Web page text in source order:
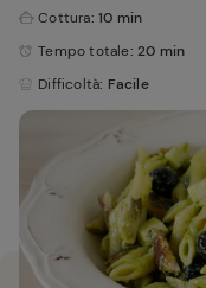
Cottura: 10 min
Tempo totale: 20 min
Difficoltà: Facile